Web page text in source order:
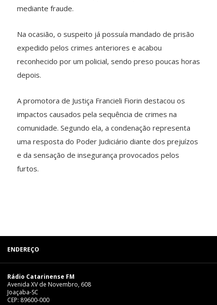
mediante fraude.
Na ocasião, o suspeito já possuía mandado de prisão
expedido pelos crimes anteriores e acabou
reconhecido por um policial, sendo preso poucas horas
depois.
A promotora de Justiça Francieli Fiorin destacou os
impactos causados pela sequência de crimes na
comunidade. Segundo ela, a condenação representa
uma resposta do Poder Judiciário diante dos prejuízos
e da sensação de insegurança provocados pelos
furtos.
ENDEREÇO
Rádio Catarinense FM
Avenida XV de Novembro, 608
Joaçaba-SC
CEP: 89600-000